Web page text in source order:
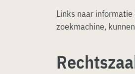
Links naar
zoekmachine,